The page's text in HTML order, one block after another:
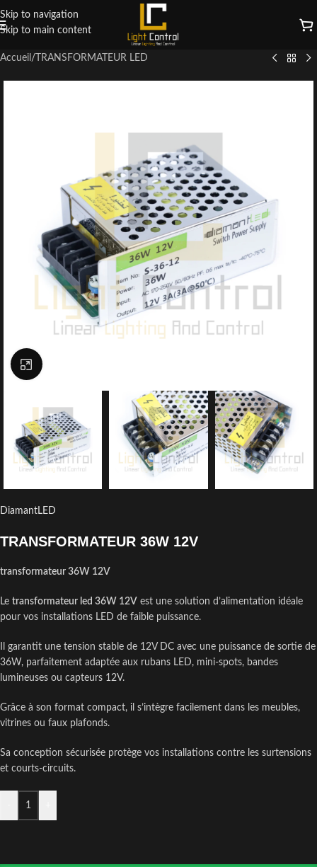
Skip to navigation
Skip to main content
Accueil / TRANSFORMATEUR LED
Click to enlarge
DiamantLED
TRANSFORMATEUR 36W 12V
transformateur 36W 12V
Le transformateur led 36W 12V est une solution d’alimentation idéale
pour vos installations LED de faible puissance.
Il garantit une tension stable de 12V DC avec une puissance de sortie de
36W, parfaitement adaptée aux rubans LED, mini-spots, bandes
lumineuses ou capteurs 12V.
Grâce à son format compact, il s’intègre facilement dans les meubles,
vitrines ou faux plafonds.
Sa conception sécurisée protège vos installations contre les surtensions
et courts-circuits.